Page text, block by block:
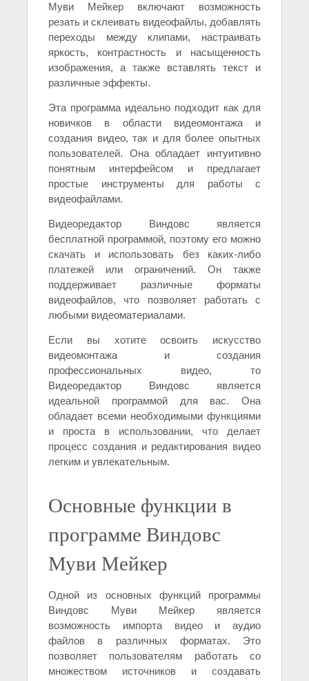
Муви Мейкер включают возможность
резать и склеивать видеофайлы, добавлять
переходы между клипами, настраивать
яркость, контрастность и насыщенность
изображения, а также вставлять текст и
различные эффекты.
Эта программа идеально подходит как для
новичков в области видеомонтажа и
создания видео, так и для более опытных
пользователей. Она обладает интуитивно
понятным интерфейсом и предлагает
простые инструменты для работы с
видеофайлами.
Видеоредактор Виндовс является
бесплатной программой, поэтому его можно
скачать и использовать без каких-либо
платежей или ограничений. Он также
поддерживает различные форматы
видеофайлов, что позволяет работать с
любыми видеоматериалами.
Если вы хотите освоить искусство
видеомонтажа и создания
профессиональных видео, то
Видеоредактор Виндовс является
идеальной программой для вас. Она
обладает всеми необходимыми функциями
и проста в использовании, что делает
процесс создания и редактирования видео
легким и увлекательным.
Основные функции в
программе Виндовс
Муви Мейкер
Одной из основных функций программы
Виндовс Муви Мейкер является
возможность импорта видео и аудио
файлов в различных форматах. Это
позволяет пользователям работать со
множеством источников и создавать